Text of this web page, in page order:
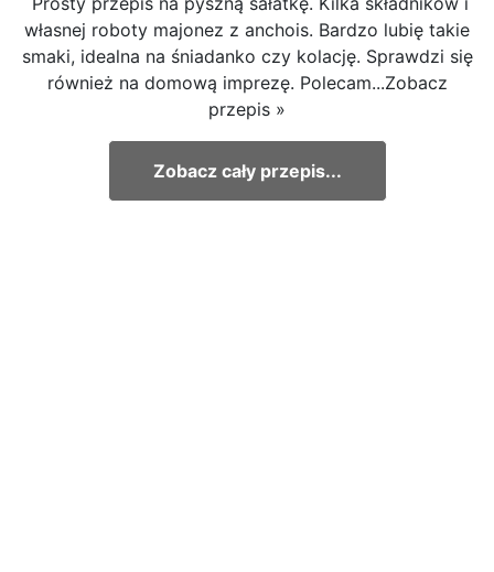
własnej roboty majonez z anchois. Bardzo lubię takie
smaki, idealna na śniadanko czy kolację. Sprawdzi się
również na domową imprezę. Polecam...Zobacz
przepis »
Zobacz cały przepis...